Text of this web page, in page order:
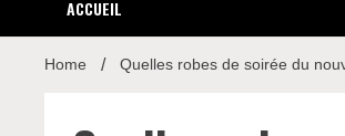
ACCUEIL
Home Quelles robes de soirée du